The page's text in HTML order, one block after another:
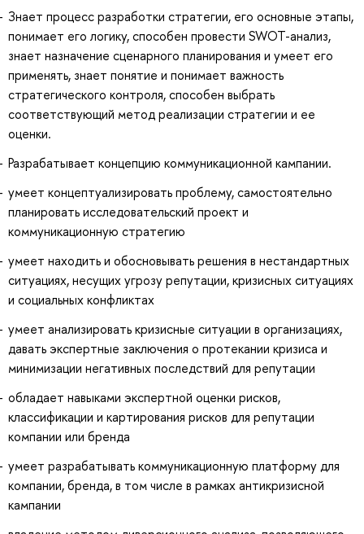
Знает процесс разработки стратегии, его основные этапы,
понимает его логику, способен провести SWOT-анализ,
знает назначение сценарного планирования и умеет его
применять, знает понятие и понимает важность
стратегического контроля, способен выбрать
соответствующий метод реализации стратегии и ее
оценки.
Разрабатывает концепцию коммуникационной кампании.
умеет концептуализировать проблему, самостоятельно
планировать исследовательский проект и
коммуникационную стратегию
умеет находить и обосновывать решения в нестандартных
ситуациях, несущих угрозу репутации, кризисных ситуациях
и социальных конфликтах
умеет анализировать кризисные ситуации в организациях,
давать экспертные заключения о протекании кризиса и
минимизации негативных последствий для репутации
обладает навыками экспертной оценки рисков,
классификации и картирования рисков для репутации
компании или бренда
умеет разрабатывать коммуникационную платформу для
компании, бренда, в том числе в рамках антикризисной
кампании